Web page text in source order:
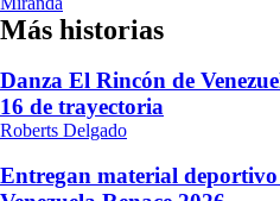
entradas
Más historias
Danza El Rincón de
16 de trayectoria
Roberts Delgado
Entregan material deportivo